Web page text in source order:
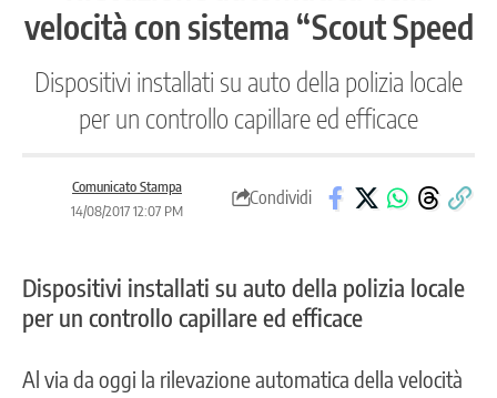
velocità con sistema “Scout Speed
Dispositivi installati su auto della polizia locale
per un controllo capillare ed efficace
Comunicato Stampa
14/08/2017 12:07 PM
Condividi
Dispositivi installati su auto della polizia locale
per un controllo capillare ed efficace
Al via da oggi la rilevazione automatica della velocità